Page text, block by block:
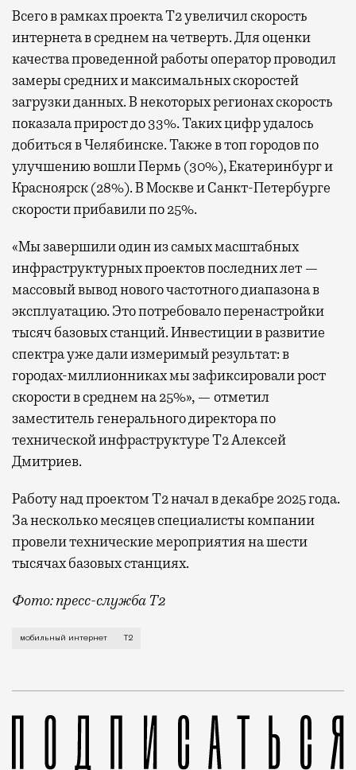
Всего в рамках проекта Т2 увеличил скорость
интернета в среднем на четверть. Для оценки
качества проведенной работы оператор проводил
замеры средних и максимальных скоростей
загрузки данных. В некоторых регионах скорость
показала прирост до 33%. Таких цифр удалось
добиться в Челябинске. Также в топ городов по
улучшению вошли Пермь (30%), Екатеринбург и
Красноярск (28%). В Москве и Санкт-Петербурге
скорости прибавили по 25%.
«Мы завершили один из самых масштабных
инфраструктурных проектов последних лет —
массовый вывод нового частотного диапазона в
эксплуатацию. Это потребовало перенастройки
тысяч базовых станций. Инвестиции в развитие
спектра уже дали измеримый результат: в
городах-миллионниках мы зафиксировали рост
скорости в среднем на 25%», — отметил
заместитель генерального директора по
технической инфраструктуре Т2 Алексей
Дмитриев.
Работу над проектом Т2 начал в декабре 2025 года.
За несколько месяцев специалисты компании
провели технические мероприятия на шести
тысячах базовых станциях.
Фото: пресс-служба Т2
Мобильный оператор Т2 завершил работы по
мобильный интернет Т2